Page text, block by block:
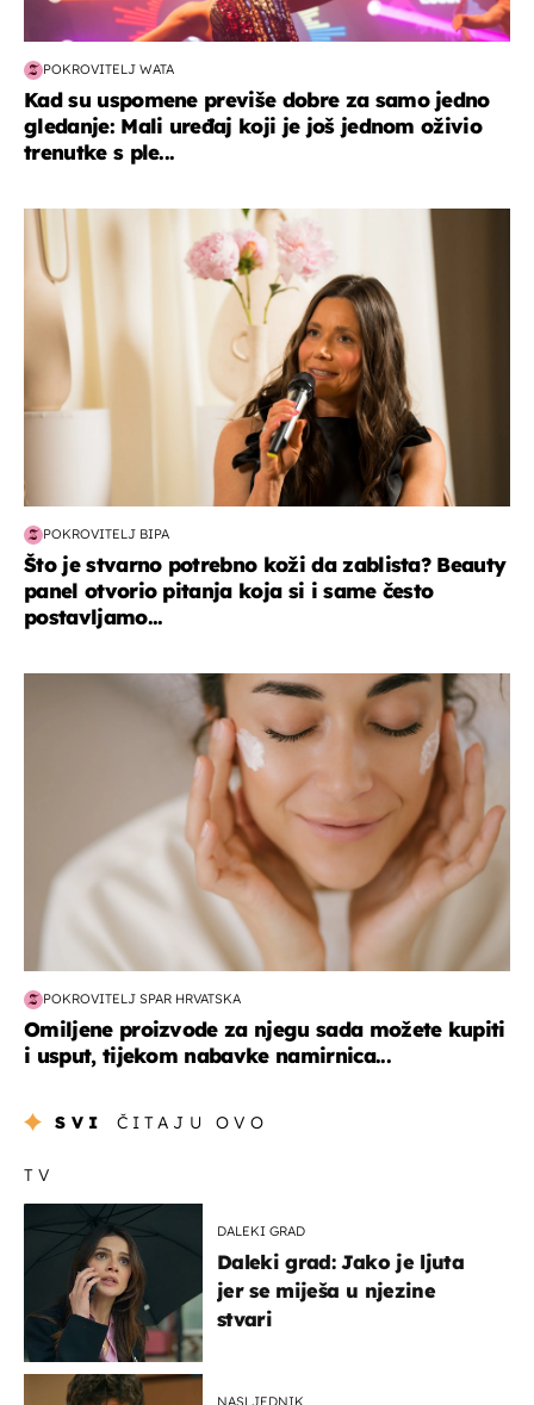
POKROVITELJ WATA
Kad su uspomene previše dobre za samo jedno
gledanje: Mali uređaj koji je još jednom oživio
trenutke s ple...
moda & ljepota
POKROVITELJ BIPA
Što je stvarno potrebno koži da zablista? Beauty
panel otvorio pitanja koja si i same često
postavljamo...
moda & ljepota
POKROVITELJ SPAR HRVATSKA
Omiljene proizvode za njegu sada možete kupiti
i usput, tijekom nabavke namirnica...
SVI ČITAJU OVO
TV
DALEKI GRAD
Daleki grad: Jako je ljuta
jer se miješa u njezine
stvari
NASLJEDNIK